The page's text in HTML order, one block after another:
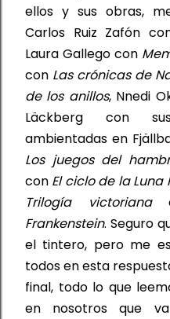
ellos y sus obras,
Carlos Ruiz Zafón
Laura Gallego con
con Las crónicas de
de los anillos, Nnedi
Läckberg con
Los juegos del
con El ciclo de la Luna
Trilogía victoriana
Frankenstein. Seguro
todos en esta
final, todo lo que
en nosotros que